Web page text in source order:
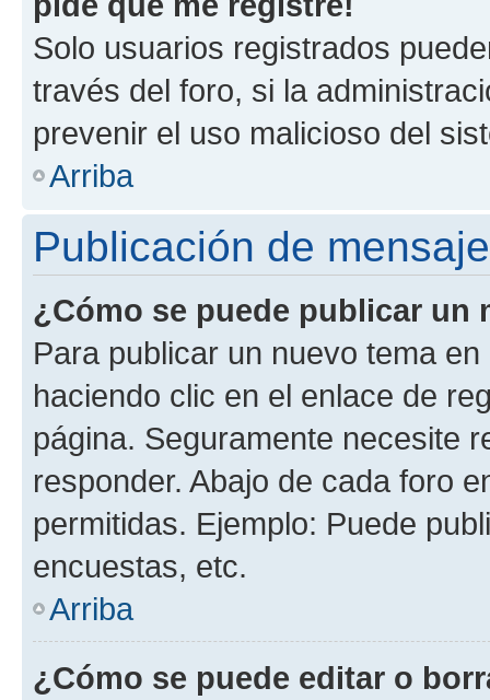
Solo usuarios registrados
través del foro, si la
prevenir el uso malicioso del
Arriba
Publicación de
¿Cómo se puede publicar un
Para publicar un nuevo tema
haciendo clic en el enlace de
página. Seguramente necesite
responder. Abajo de cada foro
permitidas. Ejemplo: Puede
encuestas, etc.
Arriba
¿Cómo se puede editar o